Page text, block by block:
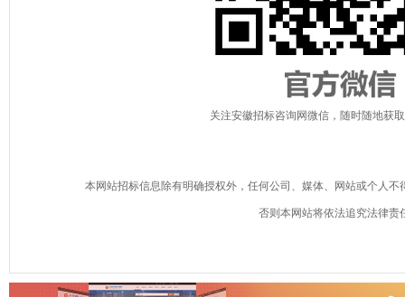
关注安徽招标咨询网微信，随时随地获
本网站招标信息除有明确授权外，任何公司、媒体、网站或个人
否则本网站将依法追究法律责